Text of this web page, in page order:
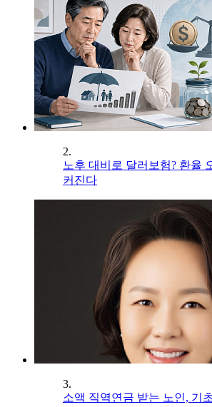
2.
노후 대비로 달러보험? 환율
커진다
3.
소액 직역연금 받는 노인, 기